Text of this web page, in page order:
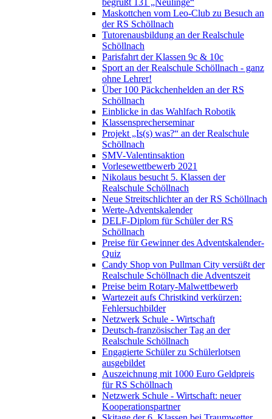
begrüßt 131 „Neulinge“
Maskottchen vom Leo-Club zu Besuch an
der RS Schöllnach
Tutorenausbildung an der Realschule
Schöllnach
Parisfahrt der Klassen 9c & 10c
Sport an der Realschule Schöllnach - ganz
ohne Lehrer!
Über 100 Päckchenhelden an der RS
Schöllnach
Einblicke in das Wahlfach Robotik
Klassensprecherseminar
Projekt „Is(s) was?“ an der Realschule
Schöllnach
SMV-Valentinsaktion
Vorlesewettbewerb 2021
Nikolaus besucht 5. Klassen der
Realschule Schöllnach
Neue Streitschlichter an der RS Schöllnach
Werte-Adventskalender
DELF-Diplom für Schüler der RS
Schöllnach
Preise für Gewinner des Adventskalender-
Quiz
Candy Shop von Pullman City versüßt der
Realschule Schöllnach die Adventszeit
Preise beim Rotary-Malwettbewerb
Wartezeit aufs Christkind verkürzen:
Fehlersuchbilder
Netzwerk Schule - Wirtschaft
Deutsch-französischer Tag an der
Realschule Schöllnach
Engagierte Schüler zu Schülerlotsen
ausgebildet
Auszeichnung mit 1000 Euro Geldpreis
für RS Schöllnach
Netzwerk Schule - Wirtschaft: neuer
Kooperationspartner